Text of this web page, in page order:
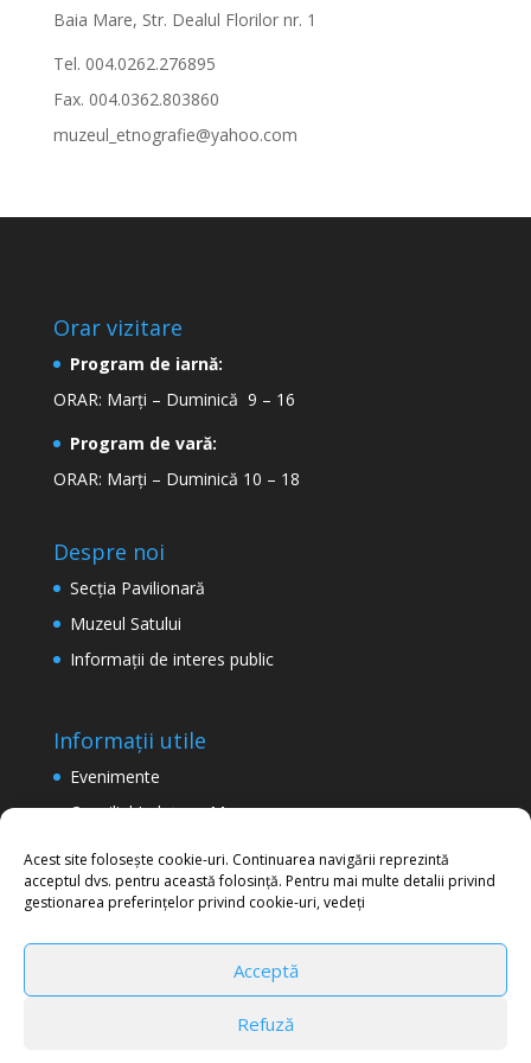
Acest site folosește cookie-uri. Continuarea navigării reprezintă
acceptul dvs. pentru această folosință. Pentru mai multe detalii privind
gestionarea preferințelor privind cookie-uri, vedeți
Acceptă
Refuză
Baia Mare, Str. Dealul Florilor nr. 1
Tel. 004.0262.276895
Fax. 004.0362.803860
muzeul_etnografie@yahoo.com
Orar vizitare
Program de iarnă:
ORAR: Marți – Duminică 9 – 16
Program de vară:
ORAR: Marți – Duminică 10 – 18
Despre noi
Secţia Pavilionară
Muzeul Satului
Informaţii de interes public
Informații utile
Evenimente
Consiliul Județean Maramureș
Termeni şi condiţii de utilizare a site-ului
Politica de confidențialitate